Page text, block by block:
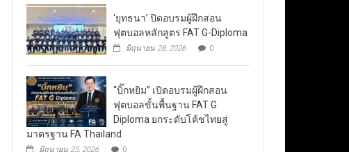
‘ยุทธนา’ ปิดอบรมผู้ฝึกสอน
ฟุตบอลหลักสูตร FAT G-Diploma
มิถุนายน 28, 2026 0
“บิ๊กหยิม” เปิดอบรมผู้ฝึกสอน
ฟุตบอลขั้นพื้นฐาน FAT G
Diploma ยกระดับโค้ชไทยสู่
มาตรฐาน FA Thailand
มิถุนายน 25, 2026 0